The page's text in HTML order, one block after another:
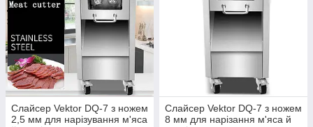
Слайсер Vektor DQ-7 з ножем
2,5 мм для нарізування м'яса
Слайсер Vektor DQ-7 з ножем
8 мм для нарізання м'яса й